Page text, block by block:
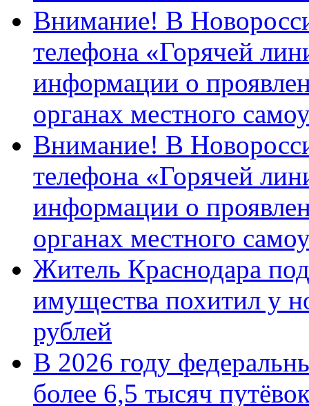
Внимание! В
телефона «Горячей
информации о
органах местного
Внимание! В
телефона «Горячей
информации о
органах местного
Житель Краснодара
имущества похитил у
рублей
В 2026 году
более 6,5 тысяч